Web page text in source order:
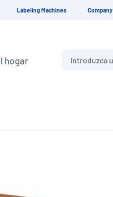
Labeling Machines Company
hogar